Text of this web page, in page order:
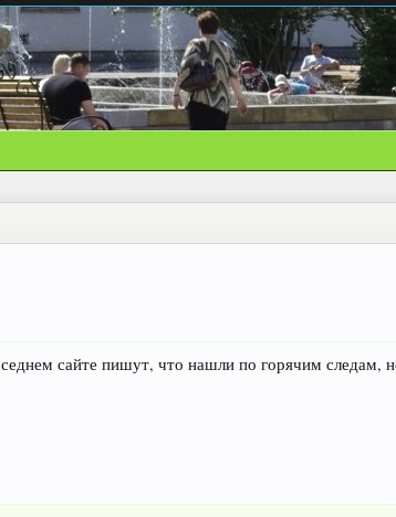
сайте пишут, что нашли по горячим следам,